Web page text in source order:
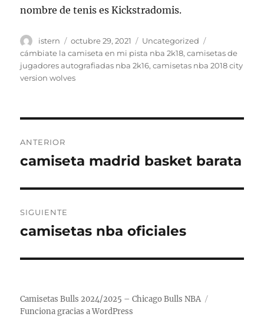
nombre de tenis es Kickstradomis.
Autor
istern
Publicado
el
octubre 29, 2021 Categorías
Uncategorized
cámbiate la camiseta en mi pista nba 2k18,camisetas de
jugadores autografiadas nba 2k16,camisetas nba 2018 city
version wolves
de
ANTERIOR
Entrada
camiseta madrid basket barata
SIGUIENTE
Entrada
camisetas nba oficiales
Camisetas Bulls 2024/2025 – Chicago Bulls NBA
Funciona gracias a WordPress